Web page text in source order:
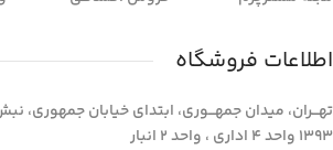
اطلاعات فروشگاه
تهـــران، میدان جمهـــوری، ابتدای خیابان
1393 واحد 4 اداری ، واحد 2 انبار